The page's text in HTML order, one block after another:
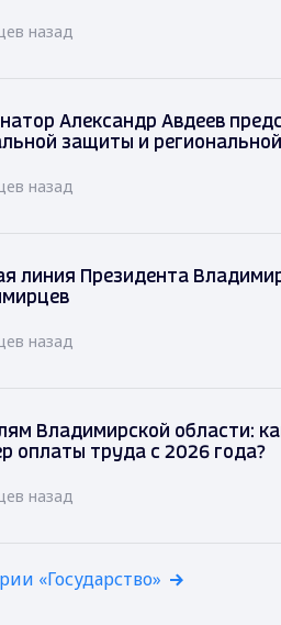
назад
Александр Авдеев
защиты и
назад
линия Президента
назад
Владимирской области:
оплаты труда с 2026 года?
назад
«Государство»